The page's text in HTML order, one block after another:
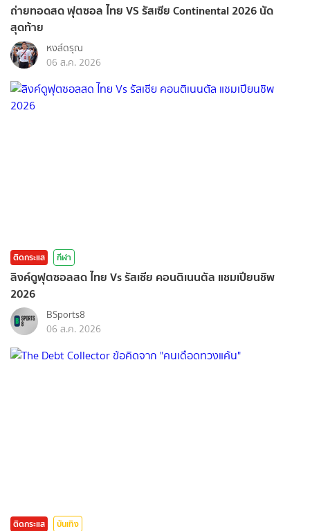
ถ่ายทอดสด ฟุตซอล ไทย VS รัสเซีย Continental 2026 นัด
สุดท้าย
หงส์ดรุณ
06 ส.ค. 2026
ติดกระแส กีฬา
ลิงค์ดูฟุตซอลสด ไทย Vs รัสเซีย คอนติเนนตัล แชมเปียนชิพ
2026
BSports8
06 ส.ค. 2026
ติดกระแส บันเทิง